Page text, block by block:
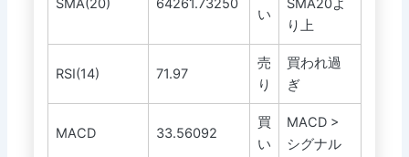
SMA(20) 64261.73250
い
SMA20よ
り上
RSI(14) 71.97
売
り
買われ過
ぎ
MACD 33.56092
買
い
MACD >
シグナル